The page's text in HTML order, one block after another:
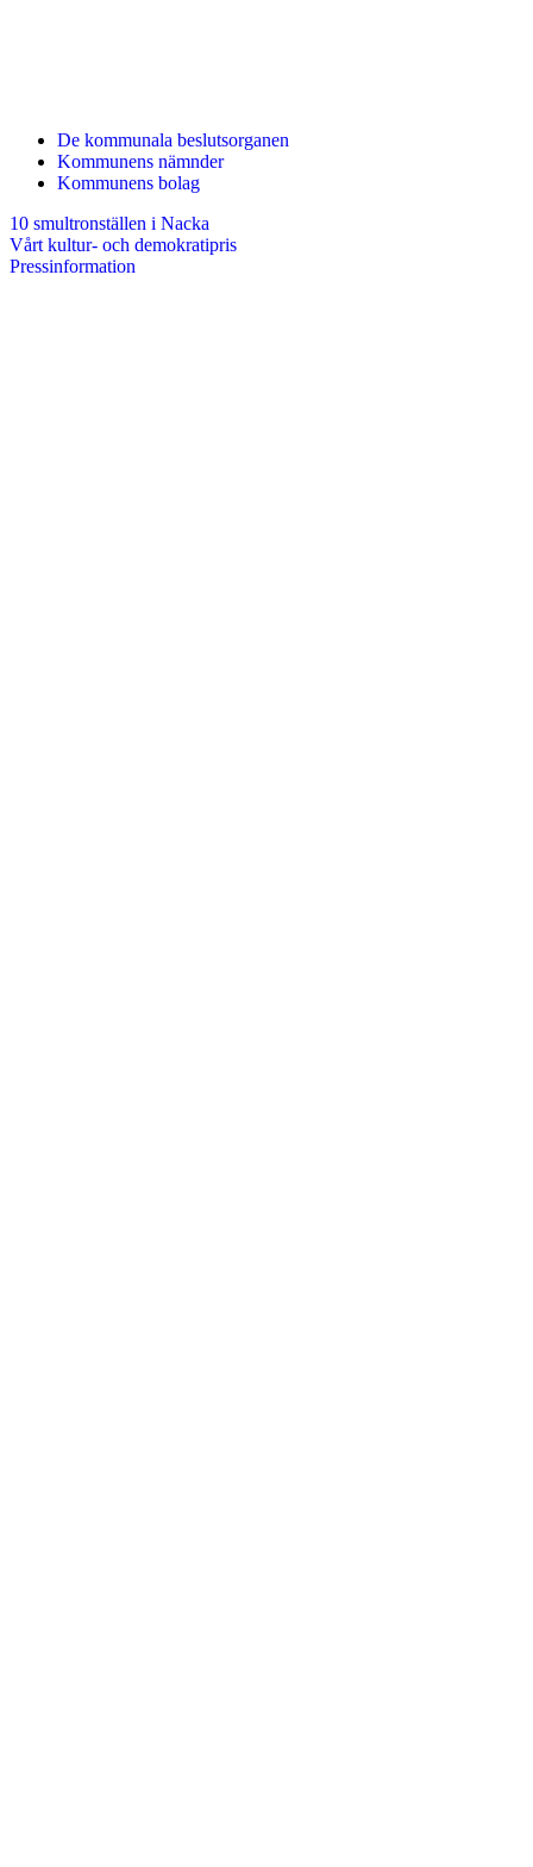
De kommunala beslutsorganen
Kommunens nämnder
Kommunens bolag
10 smultronställen i Nacka
Vårt kultur- och demokratipris
Pressinformation